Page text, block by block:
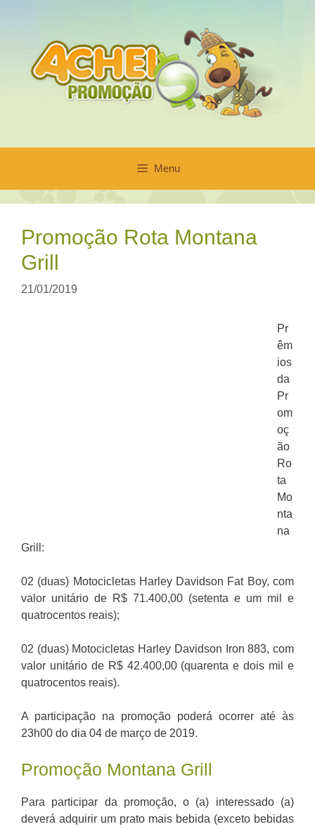
conteúdo
Menu
Promoção Rota Montana
Grill
21/01/2019
Pr
êm
ios
da
Pr
om
oç
ão
Ro
ta
Mo
nta
na
Grill:
02 (duas) Motocicletas Harley Davidson Fat Boy, com
valor unitário de R$ 71.400,00 (setenta e um mil e
quatrocentos reais);
02 (duas) Motocicletas Harley Davidson Iron 883, com
valor unitário de R$ 42.400,00 (quarenta e dois mil e
quatrocentos reais).
A participação na promoção poderá ocorrer até às
23h00 do dia 04 de março de 2019.
Promoção Montana Grill
Para participar da promoção, o (a) interessado (a)
deverá adquirir um prato mais bebida (exceto bebidas